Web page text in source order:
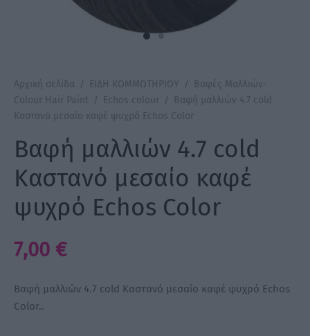
Αρχική σελίδα / ΕΙΔΗ ΚΟΜΜΩΤΗΡΙΟΥ /
Βαφές Μαλλιών-
Colour Hair Paint / Echos colour /
Βαφή μαλλιών 4.7 cold
Καστανό μεσαίο καφέ ψυχρό Echos Color
Βαφή μαλλιών 4.7 cold
Καστανό μεσαίο καφέ
ψυχρό Echos Color
7,00 €
Βαφή μαλλιών 4.7 cold Καστανό μεσαίο καφέ ψυχρό Echos
Color..
Xanitalia